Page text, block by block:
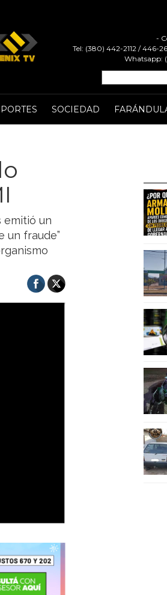
-
Tel: (380) 442-2112 / 446-
Whatsapp:
SOCIEDAD
emitió un
un fraude”